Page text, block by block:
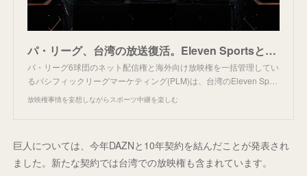
パ・リーグ、台湾の放送復活。Eleven Sportsと5年契約。
パ・リーグ6球団のネット配信権と海外向け放映権を一括管理してい
るパシフィックリーグマーケティング(PLM)は、台湾のEleven Sp…
放映権事情を妄想しながらスポーツ中継を楽しむ
巨人については、今年DAZNと10年契約を結んだことが発表され
ました。新たな契約では台湾での放映権も含まれています。